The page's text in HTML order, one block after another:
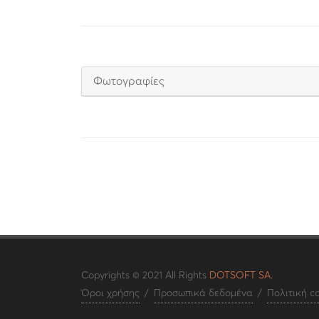
Φωτογραφίες
Copyrights © 2021 All Rights DOTSOFT SA.
Όροι χρήσης / Προσωπικά δεδομένα / Πολιτική